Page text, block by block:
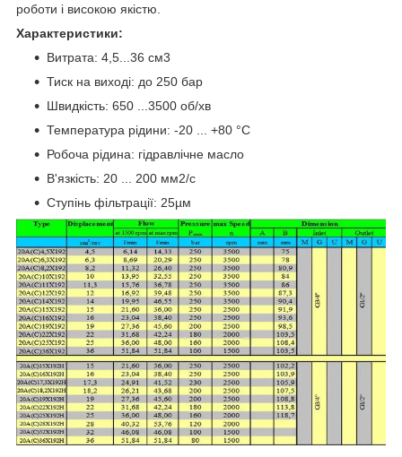
роботи і високою якістю.
Характеристики:
Витрата: 4,5...36 см3
Тиск на виході: до 250 бар
Швидкість: 650 ...3500 об/хв
Температура рідини: -20 ... +80 °C
Робоча рідина: гідравлічне масло
В'язкість: 20 ... 200 мм2/с
Ступінь фільтрації: 25µм